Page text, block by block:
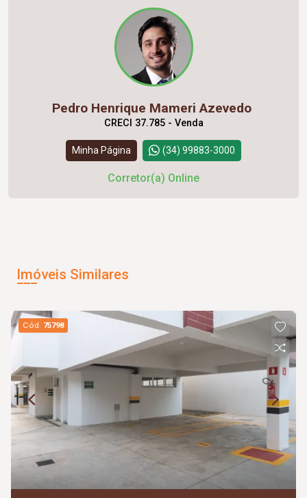
Pedro Henrique Mameri Azevedo
CRECI 37.785 - Venda
Minha Página (34) 99883-3000
Corretor(a) Online
Imóveis Similares
Cód. 75798